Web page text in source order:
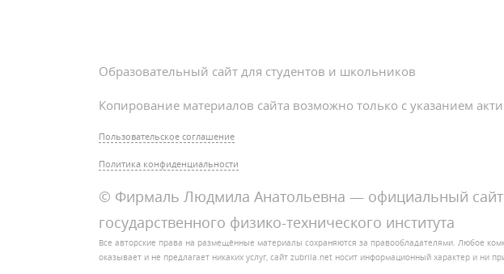
Образовательный сайт для студентов и школьников
Копирование материалов сайта возможно только с указанием
Пользовательское соглашение
Политика конфиденциальности
© Фирмаль Людмила Анатольевна — официальный сайт
государственного физико-технического института
Все авторские права на размещённые материалы сохраняются за правообладателями. Любое
оказывает и не предлагает никаких услуг, сайт zubrila.net носит информационный характер и ни